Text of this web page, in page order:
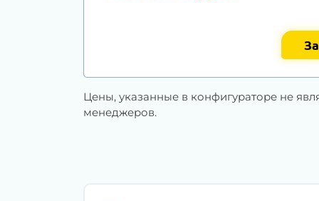
Цены, указанные в конфигураторе не
менеджеров.